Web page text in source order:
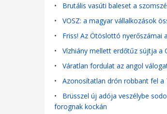
• Brutális vasúti baleset a
• VOSZ: a magyar vállalkozások
• Friss! Az Ötöslottó nyerőszámai
• Vízhiány mellett erdőtűz sújtja a
• Váratlan fordulat az angol
• Azonosítatlan drón robbant fel a
• Brüsszel új adója veszélybe
forognak kockán